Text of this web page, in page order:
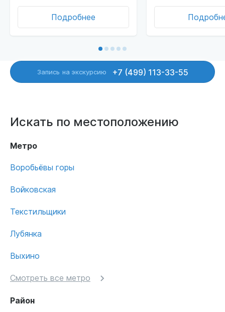
Подробнее
Запись на экскурсию +7 (499) 113-33-55
Искать по местоположению
Метро
Воробьёвы горы
Войковская
Текстильщики
Лубянка
Выхино
Смотреть все метро
Район